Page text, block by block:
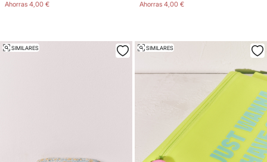
Ahorras 4,00 € Ahorras 4,00 €
SIMILARES SIMILARES